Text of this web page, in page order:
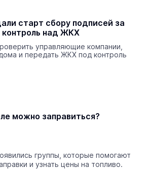
старт сбору подписей за
над ЖКХ
управляющие компании,
и передать ЖКХ под контроль
можно заправиться?
группы, которые помогают
и узнать цены на топливо.